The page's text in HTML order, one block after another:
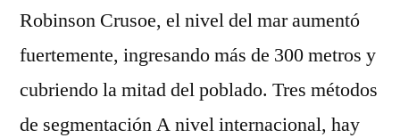
Robinson Crusoe, el nivel del mar aumentó
fuertemente, ingresando más de 300 metros y
cubriendo la mitad del poblado. Tres métodos
de segmentación A nivel internacional, hay